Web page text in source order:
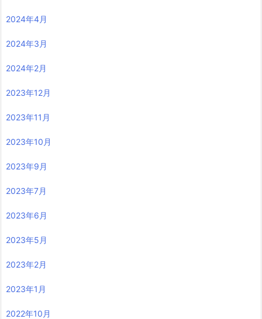
2024年4月
2024年3月
2024年2月
2023年12月
2023年11月
2023年10月
2023年9月
2023年7月
2023年6月
2023年5月
2023年2月
2023年1月
2022年10月